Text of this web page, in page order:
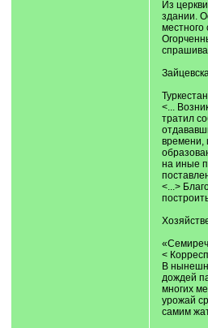
Из
здании.
местного
<...
тратил
времени,
на иные
<...>
<
В
дождей
многих
урожай
самим